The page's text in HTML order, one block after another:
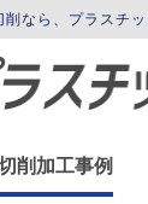
削なら、プラスチ
削加工事例